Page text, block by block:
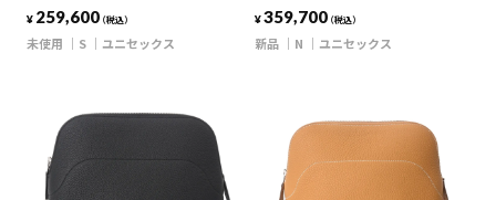
¥ 259,600（税込）
未使用 S ユニセックス
¥359,700（税込）
新品 N ユニセックス